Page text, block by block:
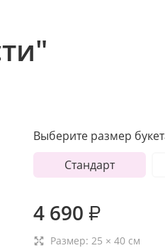
Выберите размер
Стандарт
4 690 ₽
Размер: 25 × 40 см